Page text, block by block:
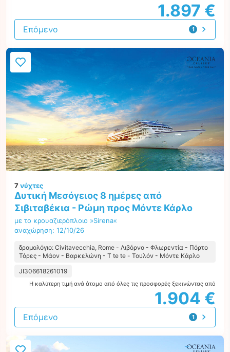
1.897 €
1
προσφορά
Επόμενο
7νύχτες
Δυτική Μεσόγειος 8 ημέρες από
Σιβιταβέκια - Ρώμη προς Μόντε Κάρλο
με το κρουαζιερόπλοιο »Sirena«
αναχώρηση: 12/10/26
δρομολόγιο: Civitavecchia, Rome - Λιβόρνο - Φλωρεντία - Πόρτο
Τόρες - Μάον - Βαρκελώνη - Τ te te - Τουλόν - Μόντε Κάρλο
JI306618261019
Η καλύτερη τιμή ανά άτομο από όλες τις προσφορές ξεκινώντας από
1.904 €
1
προσφορά
Επόμενο